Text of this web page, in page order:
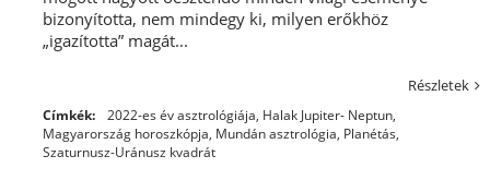
bizonyította, nem mindegy ki, milyen erőkhöz
„igazította” magát...
Részletek
Címkék: 2022-es év asztrológiája, Halak Jupiter- Neptun,
Magyarország horoszkópja, Mundán asztrológia, Planétás,
Szaturnusz-Uránusz kvadrát